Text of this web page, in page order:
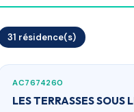
31 résidence(s)
AC7674260
LES TERRASSES SOUS